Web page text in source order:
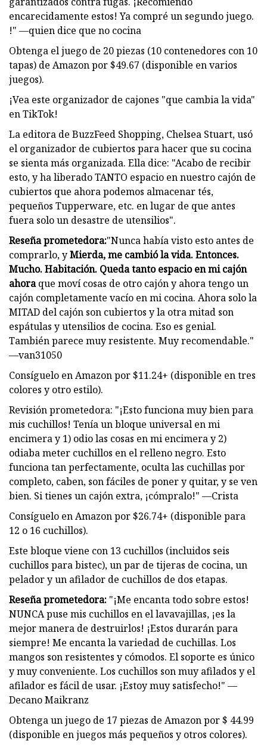
encarecidamente estos! Ya compré un segundo juego.
!" —quien dice que no cocina
Obtenga el juego de 20 piezas (10 contenedores con 10
tapas) de Amazon por $49.67 (disponible en varios
juegos).
¡Vea este organizador de cajones "que cambia la vida"
en TikTok!
La editora de BuzzFeed Shopping, Chelsea Stuart, usó
el organizador de cubiertos para hacer que su cocina
se sienta más organizada. Ella dice: "Acabo de recibir
esto, y ha liberado TANTO espacio en nuestro cajón de
cubiertos que ahora podemos almacenar tés,
pequeños Tupperware, etc. en lugar de que antes
fuera solo un desastre de utensilios".
Reseña prometedora:"Nunca había visto esto antes de
comprarlo, yMierda, me cambió la vida. Entonces.
Mucho. Habitación. Queda tanto espacio en mi cajón
ahoraque moví cosas de otro cajón y ahora tengo un
cajón completamente vacío en mi cocina. Ahora solo la
MITAD del cajón son cubiertos y la otra mitad son
espátulas y utensilios de cocina. Eso es genial.
También parece muy resistente. Muy recomendable."
—van31050
Consíguelo en Amazon por $11.24+ (disponible en tres
colores y otro estilo).
Revisión prometedora: "¡Esto funciona muy bien para
mis cuchillos! Tenía un bloque universal en mi
encimera y 1) odio las cosas en mi encimera y 2)
odiaba meter cuchillos en el relleno negro. Esto
funciona tan perfectamente, oculta las cuchillas por
completo, caben, son fáciles de poner y quitar, y se ven
bien. Si tienes un cajón extra, ¡cómpralo!" —Crista
Consíguelo en Amazon por $26.74+ (disponible para
12 o 16 cuchillos).
Este bloque viene con 13 cuchillos (incluidos seis
cuchillos para bistec), un par de tijeras de cocina, un
pelador y un afilador de cuchillos de dos etapas.
Reseña prometedora: "¡Me encanta todo sobre estos!
NUNCA puse mis cuchillos en el lavavajillas, ¡es la
mejor manera de destruirlos! ¡Estos durarán para
siempre! Me encanta la variedad de cuchillas. Los
mangos son resistentes y cómodos. El soporte es único
y muy conveniente. Los cuchillos son muy afilados y el
afilador es fácil de usar. ¡Estoy muy satisfecho!" —
Decano Maikranz
Obtenga un juego de 17 piezas de Amazon por $ 44.99
(disponible en juegos más pequeños y otros colores).